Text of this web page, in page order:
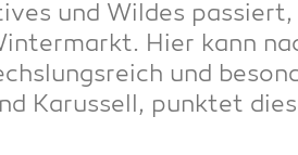
und Wil­des
Hier kann
und
Karus­sell, punk­tet